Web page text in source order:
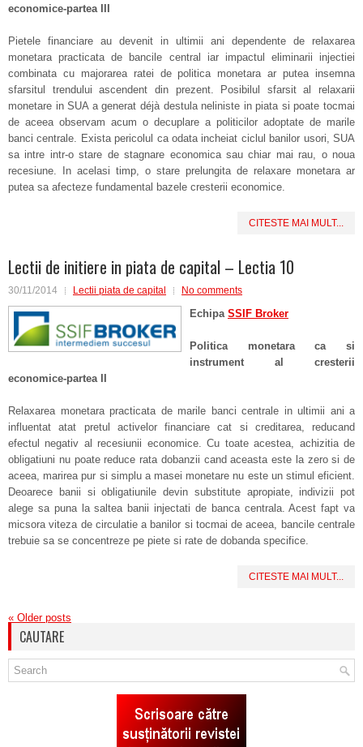
economice-partea III
Pietele financiare au devenit in ultimii ani dependente de relaxarea
monetara practicata de bancile central iar impactul eliminarii injectiei
combinata cu majorarea ratei de politica monetara ar putea insemna
sfarsitul trendului ascendent din prezent. Posibilul sfarsit al relaxarii
monetare in SUA a generat déjà destula neliniste in piata si poate tocmai
de aceea observam acum o decuplare a politicilor adoptate de marile
banci centrale. Exista pericolul ca odata incheiat ciclul banilor usori, SUA
sa intre intr-o stare de stagnare economica sau chiar mai rau, o noua
recesiune. In acelasi timp, o stare prelungita de relaxare monetara ar
putea sa afecteze fundamental bazele cresterii economice.
CITESTE MAI MULT...
Lectii de initiere in piata de capital – Lectia 10
30/11/2014 Lectii piata de capital No comments
Echipa SSIF Broker
Politica monetara ca si
instrument al cresterii
economice-partea II
Relaxarea monetara practicata de marile banci centrale in ultimii ani a
influentat atat pretul activelor financiare cat si creditarea, reducand
efectul negativ al recesiunii economice. Cu toate acestea, achizitia de
obligatiuni nu poate reduce rata dobanzii cand aceasta este la zero si de
aceea, marirea pur si simplu a masei monetare nu este un stimul eficient.
Deoarece banii si obligatiunile devin substitute apropiate, indivizii pot
alege sa puna la saltea banii injectati de banca centrala. Acest fapt va
micsora viteza de circulatie a banilor si tocmai de aceea, bancile centrale
trebuie sa se concentreze pe piete si rate de dobanda specifice.
CITESTE MAI MULT...
« Older posts
CAUTARE